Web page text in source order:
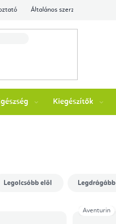
Általános szerződési feltételek
Kiegészítők
Legolcsóbb elöl Legdrágább
Aventurin